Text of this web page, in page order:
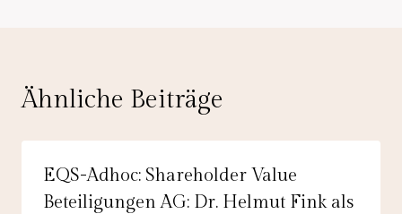
Ähnliche Beiträge
EQS-Adhoc: Shareholder Value
Beteiligungen AG: Dr. Helmut Fink als